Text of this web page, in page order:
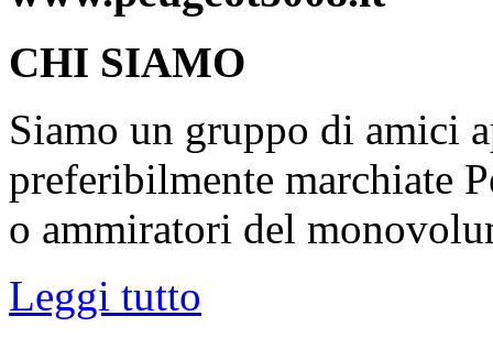
CHI SIAMO
Siamo un gruppo di amici
preferibilmente marchiate
o ammiratori del
Leggi tutto